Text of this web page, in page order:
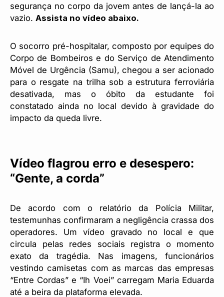
segurança no corpo da jovem antes de lançá-la ao
vazio. Assista no vídeo abaixo.
O socorro pré-hospitalar, composto por equipes do
Corpo de Bombeiros e do Serviço de Atendimento
Móvel de Urgência (Samu), chegou a ser acionado
para o resgate na trilha sob a estrutura ferroviária
desativada, mas o óbito da estudante foi
constatado ainda no local devido à gravidade do
impacto da queda livre.
Vídeo flagrou erro e desespero:
“Gente, a corda”
De acordo com o relatório da Polícia Militar,
testemunhas confirmaram a negligência crassa dos
operadores. Um vídeo gravado no local e que
circula pelas redes sociais registra o momento
exato da tragédia. Nas imagens, funcionários
vestindo camisetas com as marcas das empresas
“Entre Cordas” e “Ih Voei” carregam Maria Eduarda
até a beira da plataforma elevada.